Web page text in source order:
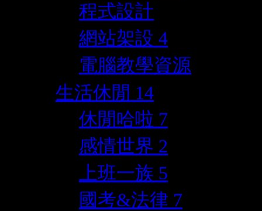
程式設計
網站架設 4
電腦教學資源
生活休閒 14
休閒哈啦 7
感情世界 2
上班一族 5
國考&法律 7